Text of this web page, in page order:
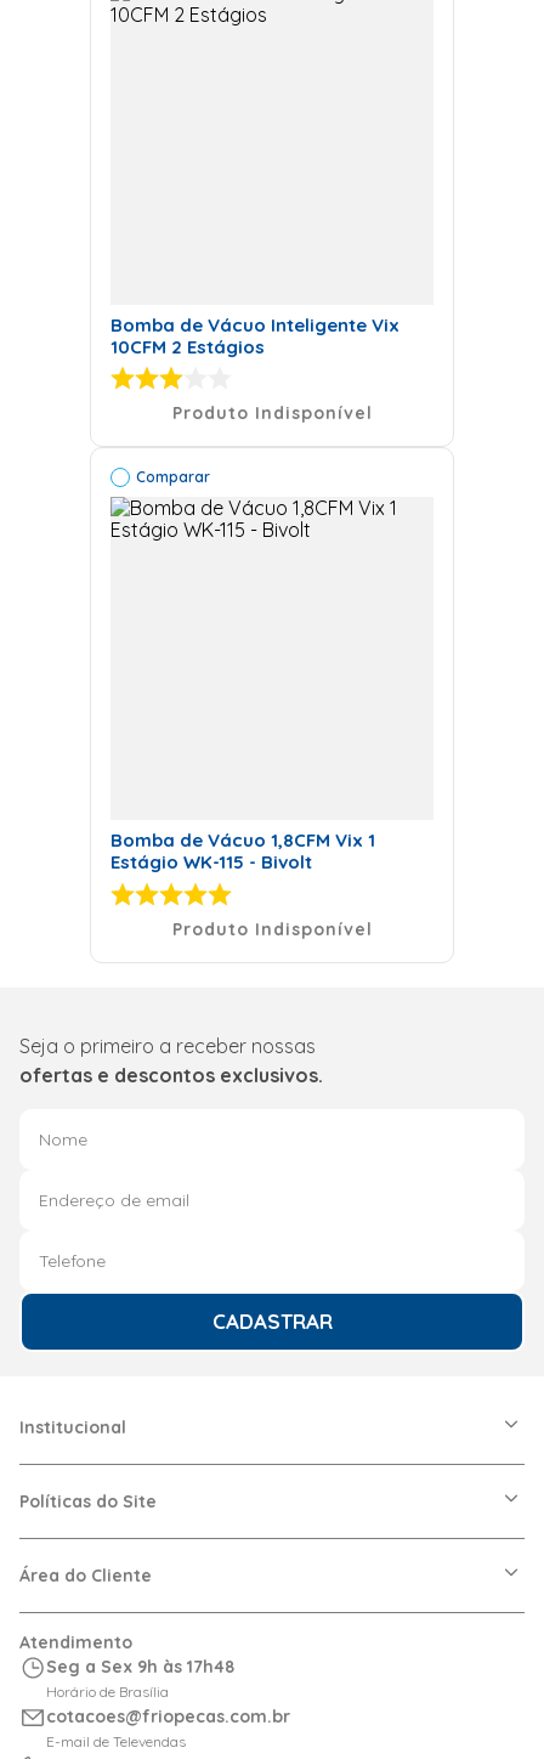
Bomba de Vácuo Inteligente Vix
10CFM 2 Estágios
Produto Indisponível
Comparar
Bomba de Vácuo 1,8CFM Vix 1
Estágio WK-115 - Bivolt
Produto Indisponível
Seja o primeiro a receber nossas
ofertas e descontos exclusivos.
CADASTRAR
Institucional
Nossas Lojas
Dúvidas Frequentes
Políticas do Site
Política de Privacidade
Logística
Área do Cliente
Meus Pedidos
Calculadora de BTUs
Portal de Boletos
Orçamentos
Atendimento
Seg a Sex 9h às 17h48
Horário de Brasília
cotacoes@friopecas.com.br
E-mail de Televendas